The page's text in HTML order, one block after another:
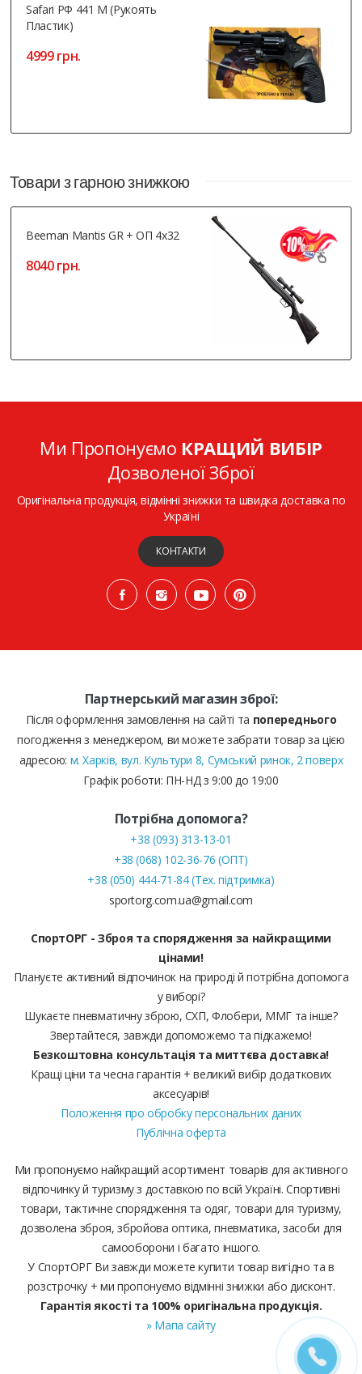
Safari РФ 441 М (рукоять
Пластик)
4999 грн.
Товари з гарною знижкою
Beeman Mantis GR + ОП 4x32
8040 грн.
Ми Пропонуємо КРАЩИЙ ВИБІР
Дозволеної Зброї
Оригінальна продукція, відмінні знижки та швидка доставка по
Україні
КОНТАКТИ
Партнерський магазин зброї:
Після оформлення замовлення на сайті та попереднього
погодження з менеджером, ви можете забрати товар за цією
адресою: м. Харків, вул. Культури 8, Сумський ринок, 2 поверх
Графік роботи: ПН-НД з 9:00 до 19:00
Потрібна допомога?
+38 (093) 313-13-01
+38 (068) 102-36-76 (ОПТ)
+38 (050) 444-71-84 (Тех. підтримка)
sportorg.com.ua@gmail.com
СпортОРГ - Зброя та спорядження за найкращими
цінами!
Плануєте активний відпочинок на природі й потрібна допомога
у виборі?
Шукаєте пневматичну зброю, СХП, Флобери, ММГ та інше?
Звертайтеся, завжди допоможемо та підкажемо!
Безкоштовна консультація та миттєва доставка!
Кращі ціни та чесна гарантія + великий вибір додаткових
аксесуарів!
Положення про обробку персональних даних
Публічна оферта
Ми пропонуємо найкращий асортимент товарів для активного
відпочинку й туризму з доставкою по всій Україні. Спортивні
товари, тактичне спорядження та одяг, товари для туризму,
дозволена зброя, збройова оптика, пневматика, засоби для
самооборони і багато іншого.
У СпортОРГ Ви завжди можете купити товар вигідно та в
розстрочку + ми пропонуємо відмінні знижки або дисконт.
Гарантія якості та 100% оригінальна продукція.
» Мапа сайту